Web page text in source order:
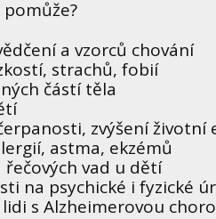
pomůže?
a vzorců chování
strachů, fobií
částí těla
zvýšení životní
astma, ekzémů
vad u dětí
na psychické i fyzické
s Alzheimerovou